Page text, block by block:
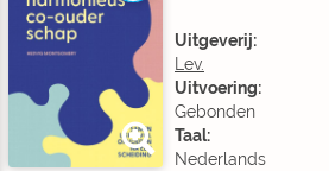
Uitgeverij:
Lev.
Uitvoering:
Gebonden
Taal:
Nederlands